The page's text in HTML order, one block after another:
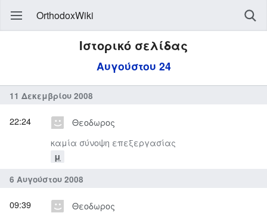
OrthodoxWiki
Ιστορικό σελίδας
Αυγούστου 24
11 Δεκεμβρίου 2008
Θεοδωρος
καμία σύνοψη επεξεργασίας
μ
22:24
6 Αυγούστου 2008
Θεοδωρος
09:39